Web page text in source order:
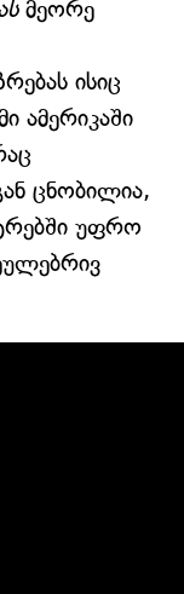
მეორე
ისიც
ამერიკაში
ცნობილია,
უფრო